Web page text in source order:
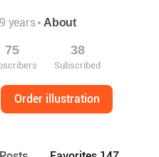
years About
75 38
Subscribed
Order illustration